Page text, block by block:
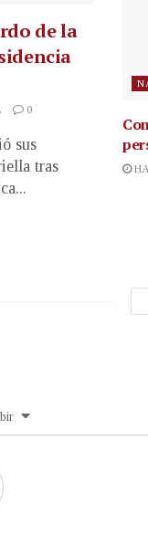
de la
0
sus
tras